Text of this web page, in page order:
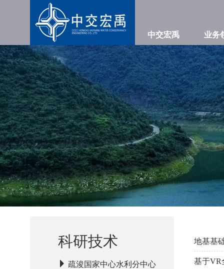
中交宏禹 业务
科研技术
疏浚国家中心水利分中心
地基基
基于VR